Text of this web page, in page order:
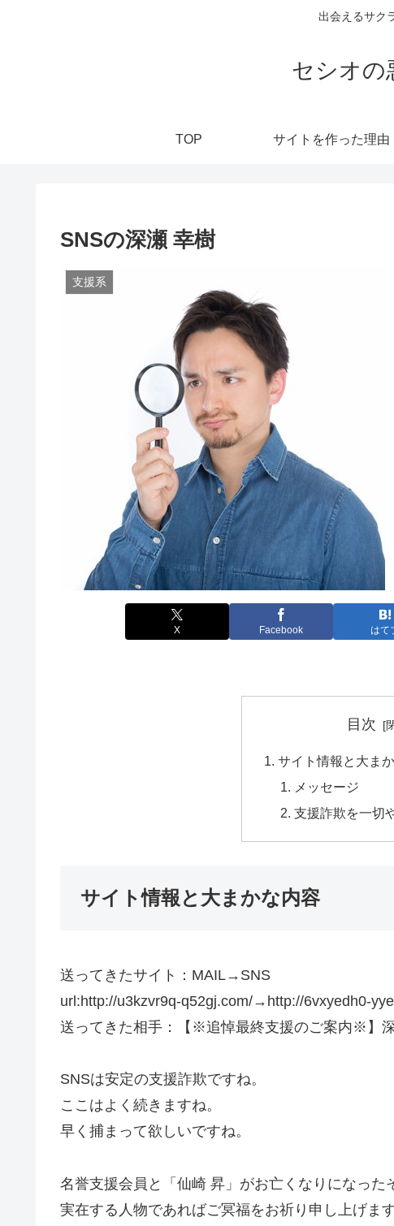
出会えるサク
セシオの
TOP サイトを作った理由
SNSの深瀬 幸樹
支援系
X Facebook はて
目次
サイト情報と大ま
メッセージ
支援詐欺を一切
サイト情報と大まかな内容
送ってきたサイト：MAIL→SNS
url:http://u3kzvr9q-q52gj.com/→http://6vxyedh0-
送ってきた相手：【※追悼最終支援のご案内※】
SNSは安定の支援詐欺ですね。
ここはよく続きますね。
早く捕まって欲しいですね。
名誉支援会員と「仙崎 昇」がお亡くなりになった
実在する人物であればご冥福をお祈り申し上げます